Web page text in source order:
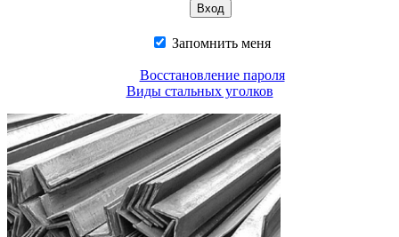
Запомнить меня
Восстановление пароля
Виды стальных уголков